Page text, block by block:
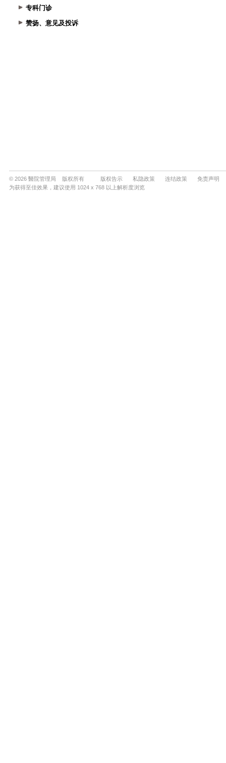
专科门诊
赞扬、意见及投诉
© 2026 醫院管理局 版权所有 版权告示 私隐政策 连结政策
免责声明
为获得至佳效果，建议使用 1024 x 768 以上解析度浏览